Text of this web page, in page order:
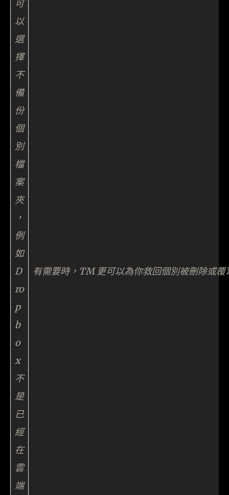
可
以
選
擇
不
備
份
個
別
檔
案
夾
，
例
如
D
ro
p
b
o
x
不
是
已
經
在
雲
端
有需要時，TM 更可以為你救回個別被刪除或覆